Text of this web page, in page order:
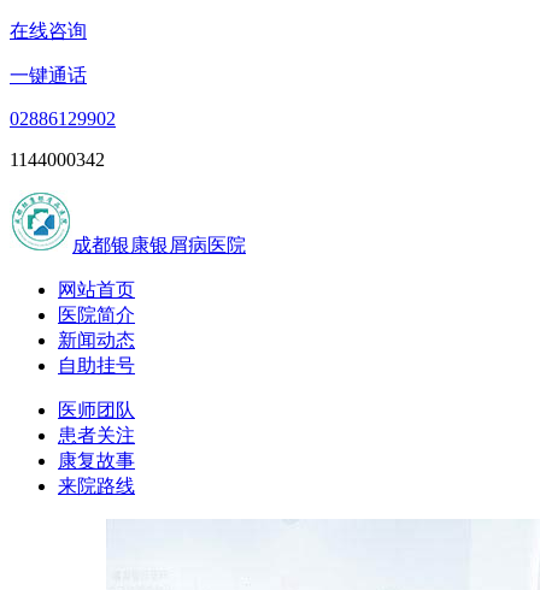
在线咨询
一键通话
02886129902
1144000342
成都银康银屑病医院
网站首页
医院简介
新闻动态
自助挂号
医师团队
患者关注
康复故事
来院路线